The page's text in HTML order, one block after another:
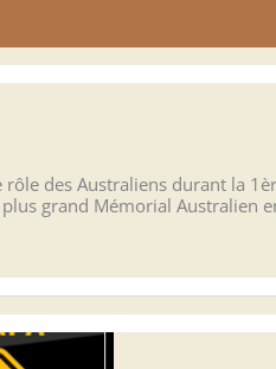
rôle des Australiens durant la
grand Mémorial Australien